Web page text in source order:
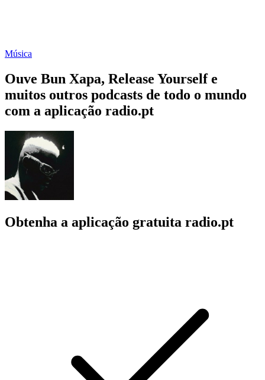
Música
Ouve Bun Xapa, Release Yourself e
muitos outros podcasts de todo o mundo
com a aplicação radio.pt
Obtenha a aplicação gratuita radio.pt